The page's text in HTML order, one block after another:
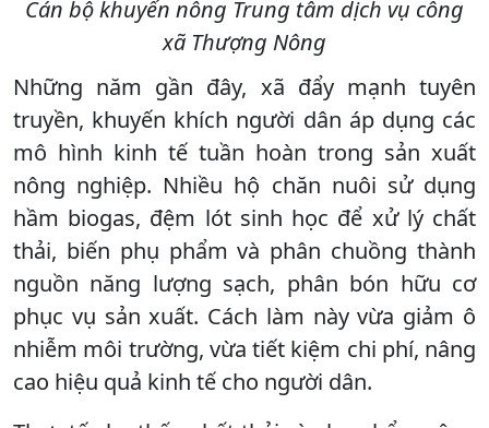
Cán bộ khuyến nông Trung tâm dịch vụ công
xã Thượng Nông
Những năm gần đây, xã đẩy mạnh tuyên
truyền, khuyến khích người dân áp dụng các
mô hình kinh tế tuần hoàn trong sản xuất
nông nghiệp. Nhiều hộ chăn nuôi sử dụng
hầm biogas, đệm lót sinh học để xử lý chất
thải, biến phụ phẩm và phân chuồng thành
nguồn năng lượng sạch, phân bón hữu cơ
phục vụ sản xuất. Cách làm này vừa giảm ô
nhiễm môi trường, vừa tiết kiệm chi phí, nâng
cao hiệu quả kinh tế cho người dân.